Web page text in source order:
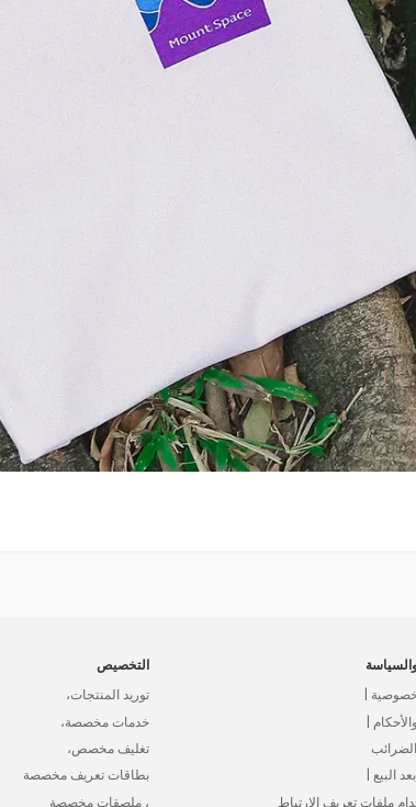
|
|
البيع |
ملفات تعريف الارتباط
التخصيص
توريد المنتجات،
خدمات مخصصة،
تغليف مخصص،
بطاقات تعريف مخصصة
، ملصقات مخصصة